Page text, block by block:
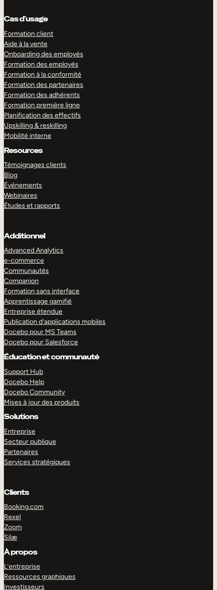
Cas d’usage
Formation client
Aide à la vente
Onboarding des employés
Formation des employés
Formation à la conformité
Formation des partenaires
Formation des adhérents
Formation première ligne
Planification des effectifs
Upskilling & reskilling
Mobilité interne
Resources
Témoignages clients
Blog
Événements
Webinaires
Études et rapports
Additionnel
Advanced Analytics
e-commerce
Communautés
Companion
Formation sans interface
Apprentissage gamifié
Entreprise étendue
Publication d’applications mobiles
Docebo pour MS Teams
Docebo pour Salesforce
Éducation et communauté
Support Hub
Docebo Help
Docebo Community
Mises à jour des produits
Solutions
Entreprise
Secteur publique
Partenaires
Services stratégiques
Clients
Booking.com
Rexel
Zoom
Silæ
À propos
L’entreprise
Ressources graphiques
Investisseurs